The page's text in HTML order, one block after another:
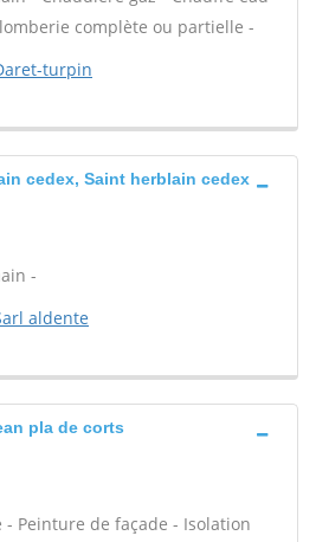
complète ou partielle -
turpin
cedex, Saint herblain cedex
-
aldente
pla de corts
- Peinture de façade - Isolation